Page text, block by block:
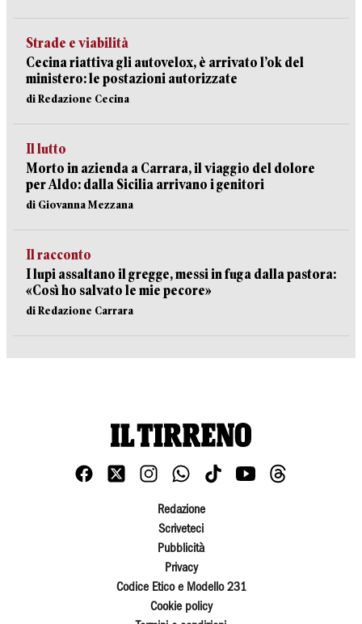
Strade e viabilità
Cecina riattiva gli autovelox, è arrivato l’ok del
ministero: le postazioni autorizzate
di Redazione Cecina
Il lutto
Morto in azienda a Carrara, il viaggio del dolore
per Aldo: dalla Sicilia arrivano i genitori
di Giovanna Mezzana
Il racconto
I lupi assaltano il gregge, messi in fuga dalla pastora:
«Così ho salvato le mie pecore»
di Redazione Carrara
Redazione
Scriveteci
Pubblicità
Privacy
Codice Etico e Modello 231
Cookie policy